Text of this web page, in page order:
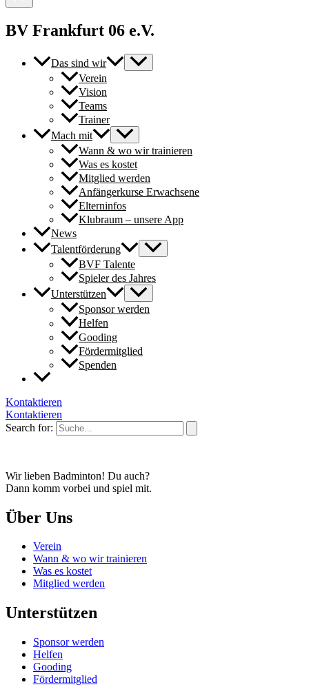
BV Frankfurt 06 e.V.
Das sind wir
Verein
Vision
Teams
Trainer
Mach mit
Wann & wo wir trainieren
Was es kostet
Mitglied werden
Anfängerkurse Erwachsene
Elterninfos
Klubraum – unsere App
News
Talentförderung
BVF Talente
Spieler des Jahres
Unterstützen
Sponsor werden
Helfen
Gooding
Fördermitglied
Spenden
Kontaktieren
Kontaktieren
Search for:
Wir lieben Badminton! Du auch?
Dann komm vorbei und spiel mit.
Über Uns
Verein
Wann & wo wir trainieren
Was es kostet
Mitglied werden
Unterstützen
Sponsor werden
Helfen
Gooding
Fördermitglied